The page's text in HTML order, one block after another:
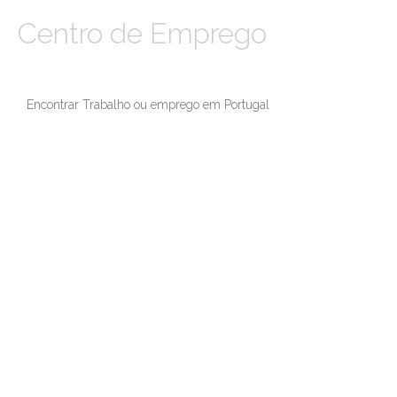
Centro de Emprego
Encontrar Trabalho ou emprego em Portugal